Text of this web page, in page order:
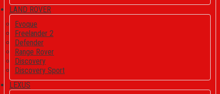
LAND ROVER
Evoque
Freelander 2
Defender
Range Rover
Discovery
Discovery Sport
LEXUS